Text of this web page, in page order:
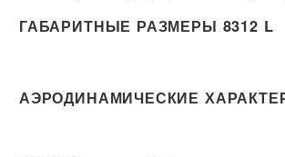
ГАБАРИТНЫЕ РАЗМЕРЫ 8312 L
АЭРОДИНАМИЧЕСКИЕ